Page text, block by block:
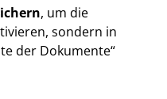
, um die
sondern in
der Dokumente“